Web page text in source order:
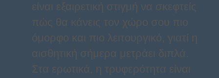
είναι εξαιρετική στιγμή να σκεφτείς
πώς θα κάνεις τον χώρο σου πιο
όμορφο και πιο λειτουργικό, γιατί η
αισθητική σήμερα μετράει διπλά.
Στα ερωτικά, η τρυφερότητα είναι